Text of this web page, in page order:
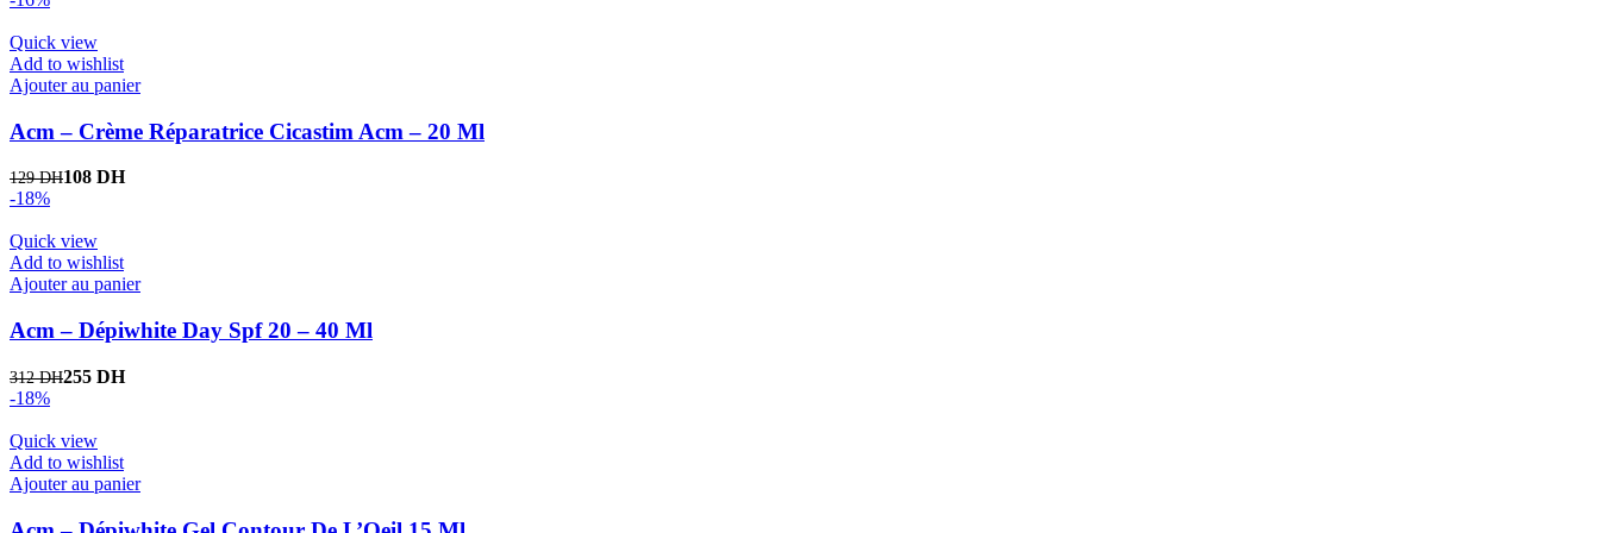
Quick view
Add to wishlist
Ajouter au panier
Acm – Crème Réparatrice Cicastim Acm – 20 Ml
129DH108 DH
-18%
Quick view
Add to wishlist
Ajouter au panier
Acm – Dépiwhite Day Spf 20 – 40 Ml
312DH255 DH
-18%
Quick view
Add to wishlist
Ajouter au panier